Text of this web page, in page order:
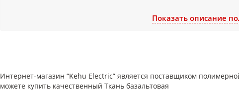
каминов, защита перекрытий от горячих труб и
в качестве обкладки (оболочки) для
Показать описание
Интернет-магазин “Kehu Electric” является поставщиком
можете купить качественный Ткань базальтовая